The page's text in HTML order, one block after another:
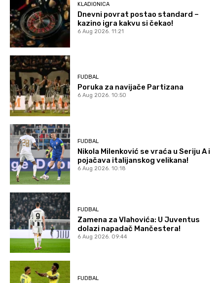
KLADIONICA
Dnevni povrat postao standard –
kazino igra kakvu si čekao!
6 Aug 2026. 11:21
FUDBAL
Poruka za navijače Partizana
6 Aug 2026. 10:50
FUDBAL
Nikola Milenković se vraća u Seriju A i
pojačava italijanskog velikana!
6 Aug 2026. 10:18
FUDBAL
Zamena za Vlahovića: U Juventus
dolazi napadač Mančestera!
6 Aug 2026. 09:44
FUDBAL